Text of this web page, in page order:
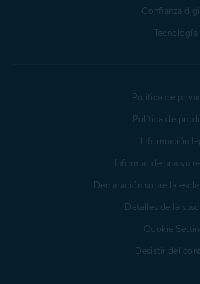
Confianza
Tecnología
Política de
Política de
Información
Informar de una
Declaración sobre la
Detalles de la
Cookie
Desistir del